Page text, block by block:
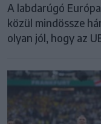
A labdarúgó
közül mindössze
olyan jól, hogy az